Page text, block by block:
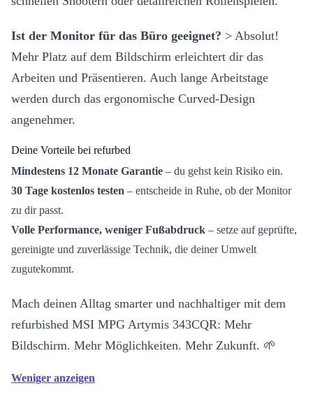
Ist der Monitor für das Büro geeignet? > Absolut!
Mehr Platz auf dem Bildschirm erleichtert dir das
Arbeiten und Präsentieren. Auch lange Arbeitstage
werden durch das ergonomische Curved-Design
angenehmer.
Deine Vorteile bei refurbed
Mindestens 12 Monate Garantie – du gehst kein Risiko ein.
30 Tage kostenlos testen – entscheide in Ruhe, ob der Monitor
zu dir passt.
Volle Performance, weniger Fußabdruck – setze auf geprüfte,
gereinigte und zuverlässige Technik, die deiner Umwelt
zugutekommt.
Mach deinen Alltag smarter und nachhaltiger mit dem
refurbished MSI MPG Artymis 343CQR: Mehr
Bildschirm. Mehr Möglichkeiten. Mehr Zukunft. 🌱
Weniger anzeigen